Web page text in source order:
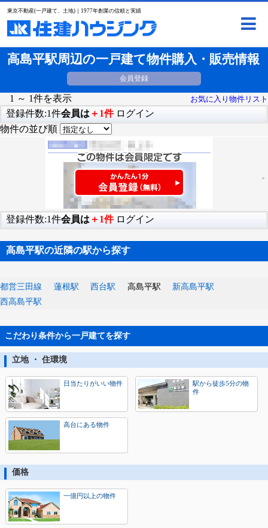
東京不動産(一戸建て、土地)｜1977年創業の信頼と実績
高島平駅周辺の一戸建て物件購入・販売情報
会員登録
1 ～ 1件を表示 お気に入り物件リスト
登録件数:1件会員は ＋1件 ログイン
物件の並び順
登録件数:1件会員は ＋1件 ログイン
高島平駅の近隣の駅から探す
都営三田線 蓮根駅 西台駅 高島平駅
新高島平駅
西高島平駅
こだわり条件から一戸建てを探す
立地 ・ 住環境
日当たりがいい物件
駅から徒歩5分の物
件
高台にある物件
価格
一億円以上の物件